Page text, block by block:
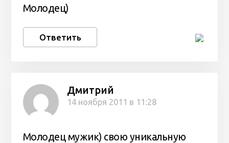
Молодец)
Ответить
Дмитрий
14 ноября 2011 в 11:28
Молодец мужик) свою уникальную